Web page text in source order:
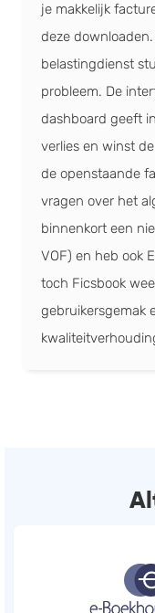
je makkelijk
deze
belastingdienst
probleem. De
dashboard geeft
verlies en winst
de openstaande
vragen over het
binnenkort een
VOF) en heb ook
toch Ficsbook
gebruikersgemak